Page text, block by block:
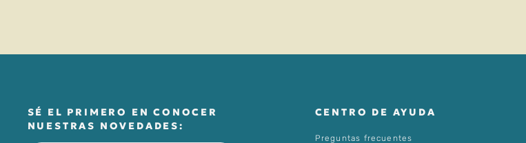
SÉ EL PRIMERO EN CONOCER
NUESTRAS NOVEDADES:
CENTRO DE AYUDA
Preguntas frecuentes